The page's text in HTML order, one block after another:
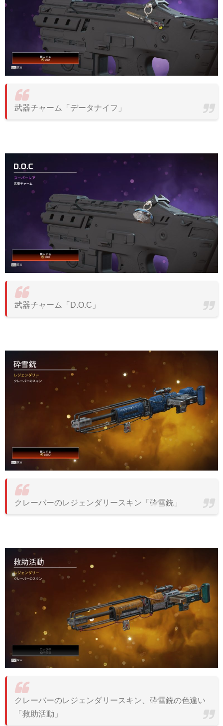
武器チャーム「データナイフ」
武器チャーム「D.O.C」
クレーバーのレジェンダリースキン「砕雪銃」
クレーバーのレジェンダリースキン、砕雪銃の色違い
「救助活動」